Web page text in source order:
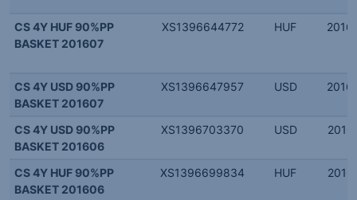
CS 4Y HUF 90%PP
BASKET 201607
XS1396644772 HUF
CS 4Y USD 90%PP
BASKET 201607
XS1396647957 USD
CS 4Y USD 90%PP
BASKET 201606
XS1396703370 USD
CS 4Y HUF 90%PP
BASKET 201606
XS1396699834 HUF